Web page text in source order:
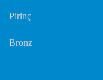
Pirinç
Bronz